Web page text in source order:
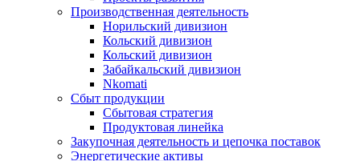
Производственная деятельность
Норильский дивизион
Кольский дивизион
Кольский дивизион
Забайкальский дивизион
Nkomati
Сбыт продукции
Сбытовая стратегия
Продуктовая линейка
Закупочная деятельность и цепочка поставок
Энергетические активы